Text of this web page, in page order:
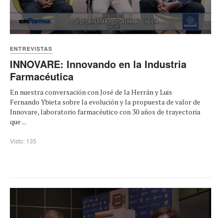
ENTREVISTAS
INNOVARE: Innovando en la Industria
Farmacéutica
En nuestra conversación con José de la Herrán y Luis
Fernando Ybieta sobre la evolución y la propuesta de valor de
Innovare, laboratorio farmacéutico con 30 años de trayectoria
que ...
Visto: 135